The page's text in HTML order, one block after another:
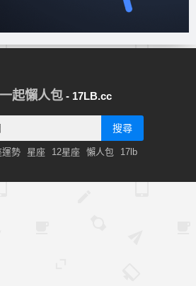
一起懶人包 - 17LB.cc
搜尋
運勢 星座 12星座 懶人包 17lb